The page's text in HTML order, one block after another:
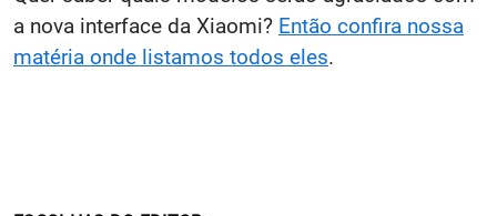
a nova interface da Xiaomi? Então confira nossa
matéria onde listamos todos eles.